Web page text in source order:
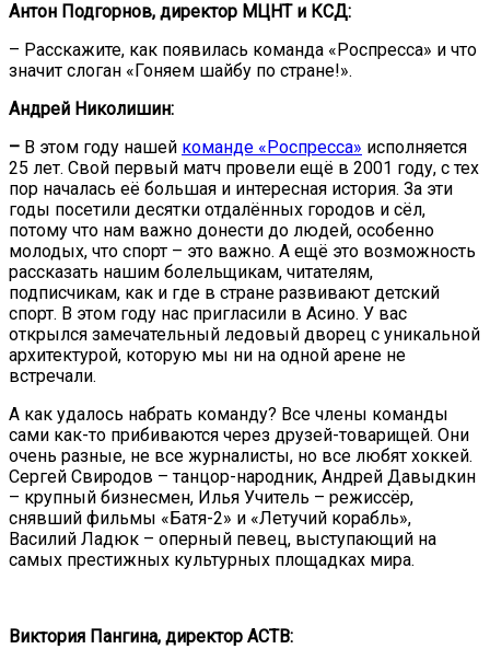
Антон Подгорнов, директор МЦНТ и КСД:
– Расскажите, как появилась команда «Роспресса» и что
значит слоган «Гоняем шайбу по стране!».
Андрей Николишин:
– В этом году нашей команде «Роспресса» исполняется
25 лет. Свой первый матч провели ещё в 2001 году, с тех
пор началась её большая и интересная история. За эти
годы посетили десятки отдалённых городов и сёл,
потому что нам важно донести до людей, особенно
молодых, что спорт – это важно. А ещё это возможность
рассказать нашим болельщикам, читателям,
подписчикам, как и где в стране развивают детский
спорт. В этом году нас пригласили в Асино. У вас
открылся замечательный ледовый дворец с уникальной
архитектурой, которую мы ни на одной арене не
встречали.
А как удалось набрать команду? Все члены команды
сами как-то прибиваются через друзей-товарищей. Они
очень разные, не все журналисты, но все любят хоккей.
Сергей Свиродов – танцор-народник, Андрей Давыдкин
– крупный бизнесмен, Илья Учитель – режиссёр,
снявший фильмы «Батя-2» и «Летучий корабль»,
Василий Ладюк – оперный певец, выступающий на
самых престижных культурных площадках мира.
Виктория Пангина, директор АСТВ: